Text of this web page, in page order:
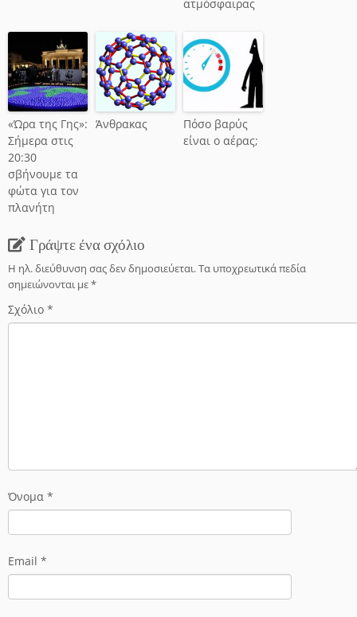
ατμόσφαιρας
«Ώρα της Γης»:
Σήμερα στις
20:30
σβήνουμε τα
φώτα για τον
πλανήτη
Άνθρακας
Πόσο βαρύς
είναι ο αέρας;
Γράψτε ένα σχόλιο
Η ηλ. διεύθυνση σας δεν δημοσιεύεται.Τα υποχρεωτικά πεδία
σημειώνονται με*
Σχόλιο *
Όνομα *
Email *